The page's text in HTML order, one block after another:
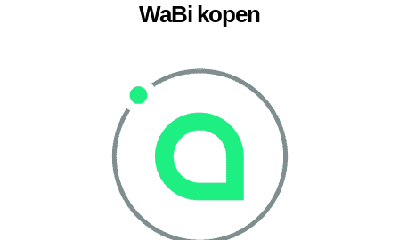
WaBi kopen